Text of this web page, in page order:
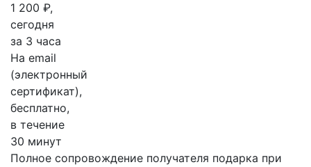
1 200 ₽,
сегодня
за 3 часа
На email
(электронный
сертификат),
бесплатно,
в течение
30 минут
Полное сопровождение получателя подарка при